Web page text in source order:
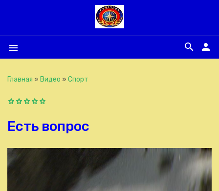
menu person
search
Главная » Видео » Спорт
Есть вопрос